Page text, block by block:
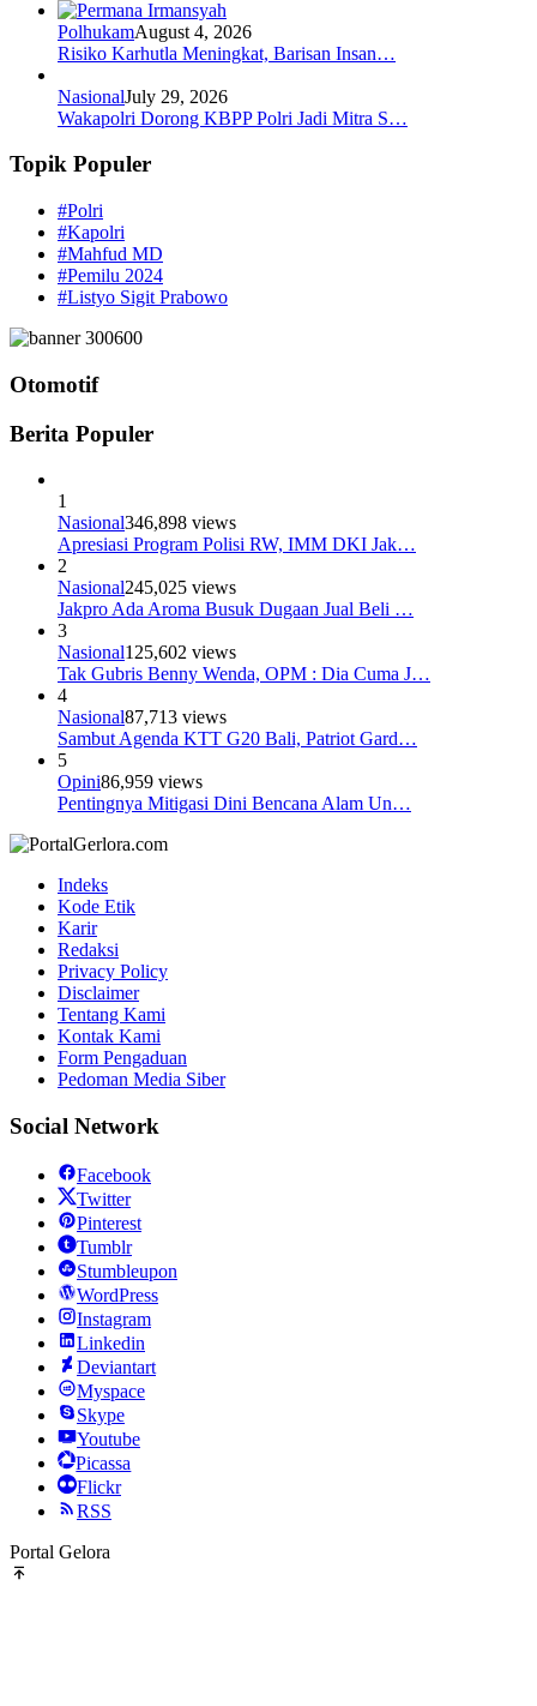
PolhukamAugust 4, 2026
Risiko Karhutla Meningkat, Barisan Insan…
NasionalJuly 29, 2026
Wakapolri Dorong KBPP Polri Jadi Mitra S…
Topik Populer
#Polri
#Kapolri
#Mahfud MD
#Pemilu 2024
#Listyo Sigit Prabowo
Otomotif
Berita Populer
1
Nasional346,898 views
Apresiasi Program Polisi RW, IMM DKI Jak…
2
Nasional245,025 views
Jakpro Ada Aroma Busuk Dugaan Jual Beli …
3
Nasional125,602 views
Tak Gubris Benny Wenda, OPM : Dia Cuma J…
4
Nasional87,713 views
Sambut Agenda KTT G20 Bali, Patriot Gard…
5
Opini86,959 views
Pentingnya Mitigasi Dini Bencana Alam Un…
Indeks
Kode Etik
Karir
Redaksi
Privacy Policy
Disclaimer
Tentang Kami
Kontak Kami
Form Pengaduan
Pedoman Media Siber
Social Network
Facebook
Twitter
Pinterest
Tumblr
Stumbleupon
WordPress
Instagram
Linkedin
Deviantart
Myspace
Skype
Youtube
Picassa
Flickr
RSS
Portal Gelora